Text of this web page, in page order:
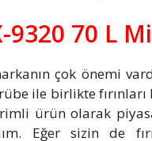
70 L
çok önemi
ile birlikte
ürün olarak
Eğer sizin de